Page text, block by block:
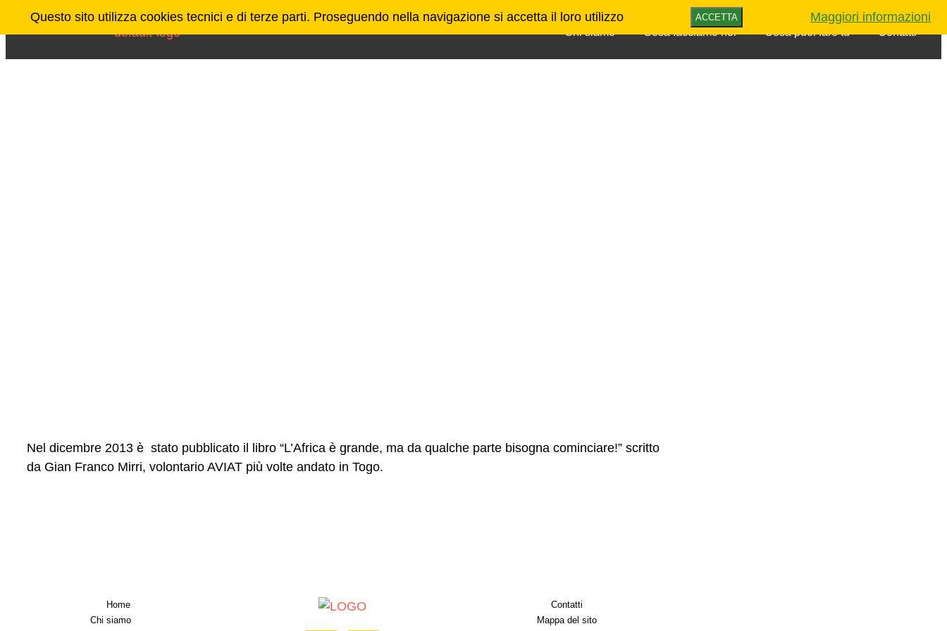
Chi siamo Cosa facciamo noi Cosa puoi fare tu Contatti
Nel dicembre 2013 è stato pubblicato il libro “L’Africa è grande, ma da qualche parte bisogna cominciare!” scritto
da Gian Franco Mirri, volontario AVIAT più volte andato in Togo.
Home
Chi siamo
Contatti
Mappa del sito
Questo sito utilizza cookies tecnici e di terze parti. Proseguendo nella navigazione si accetta il loro utilizzo ACCETTA Maggiori informazioni